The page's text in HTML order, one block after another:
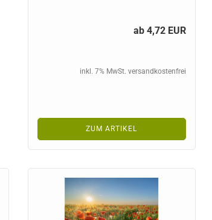
ab 4,72 EUR
inkl. 7% MwSt. versandkostenfrei
ZUM ARTIKEL